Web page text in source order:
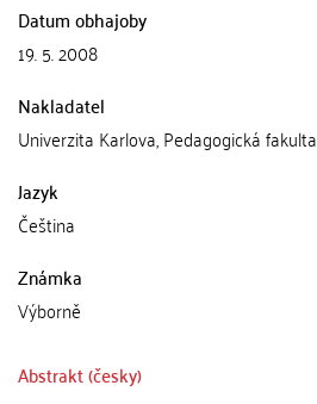
Datum obhajoby
19. 5. 2008
Nakladatel
Univerzita Karlova, Pedagogická fakulta
Jazyk
Čeština
Známka
Výborně
Abstrakt (česky)